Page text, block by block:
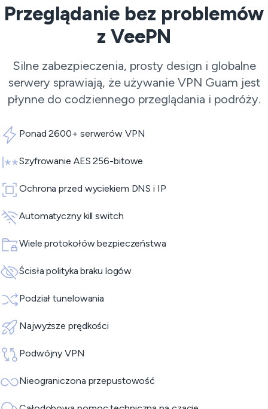
Przeglądanie bez problemów
z VeePN
Silne zabezpieczenia, prosty design i globalne
serwery sprawiają, że używanie VPN Guam jest
płynne do codziennego przeglądania i podróży.
Ponad 2600+ serwerów VPN
Szyfrowanie AES 256-bitowe
Ochrona przed wyciekiem DNS i IP
Automatyczny kill switch
Wiele protokołów bezpieczeństwa
Ścisła polityka braku logów
Podział tunelowania
Najwyższe prędkości
Podwójny VPN
Nieograniczona przepustowość